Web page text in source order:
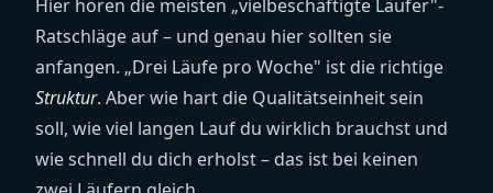
Hier hören die meisten „vielbeschäftigte Läufer"-
Ratschläge auf – und genau hier sollten sie
anfangen. „Drei Läufe pro Woche" ist die richtige
Struktur. Aber wie hart die Qualitätseinheit sein
soll, wie viel langen Lauf du wirklich brauchst und
wie schnell du dich erholst – das ist bei keinen